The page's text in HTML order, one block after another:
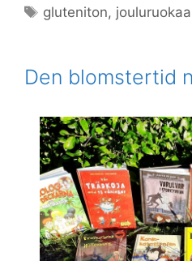
Avainsanat
gluteniton, jouluruokaa
Den blomstertid